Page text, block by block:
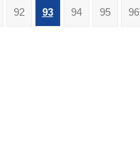
92 93 94 95 96